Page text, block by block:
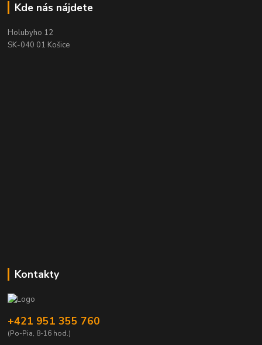
Kde nás nájdete
Holubyho 12
SK-040 01 Košice
Kontakty
+421 951 355 760
(Po-Pia, 8-16 hod.)